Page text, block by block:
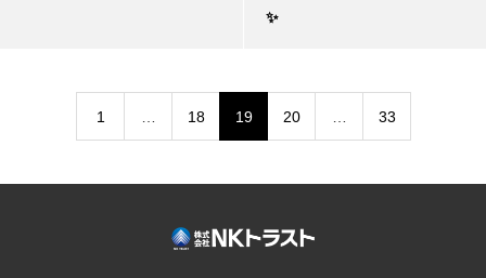
✨
1 18 19 20 33